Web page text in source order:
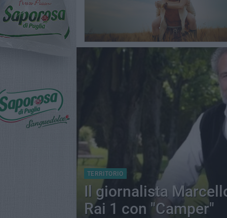
TERRITORIO
Il giornalista
Rai 1 con "Camper"